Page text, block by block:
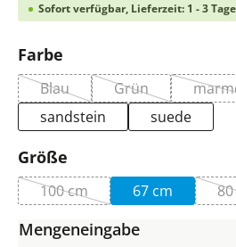
Sofort verfügbar, Lieferzeit: 1 - 3 Tage
Farbe
Blau(Diese Option ist zurzeit nicht
Grün(Diese Option ist
sandstein
suede
Größe
100 cm(Diese Option ist zurzeit
67 cm
Mengeneingabe